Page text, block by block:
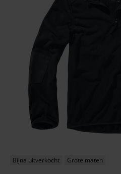
Bijna uitverkocht Grote maten